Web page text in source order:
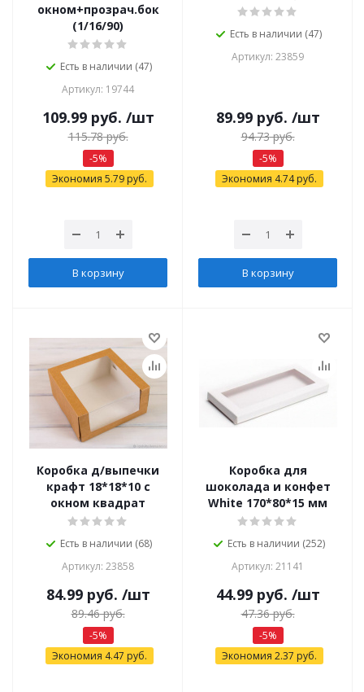
окном+прозрач.бок
(1/16/90)
Есть в наличии (47)
Артикул: 19744
109.99руб. /шт
115.78руб.
-5%
Экономия 5.79руб.
В корзину
Есть в наличии (47)
Артикул: 23859
89.99руб. /шт
94.73руб.
-5%
Экономия 4.74руб.
В корзину
Коробка д/выпечки
крафт 18*18*10 с
окном квадрат
Есть в наличии (68)
Артикул: 23858
84.99руб. /шт
89.46руб.
-5%
Экономия 4.47 руб.
Коробка для
шоколада и конфет
White 170*80*15 мм
Есть в наличии (252)
Артикул: 21141
44.99руб. /шт
47.36руб.
-5%
Экономия 2.37 руб.